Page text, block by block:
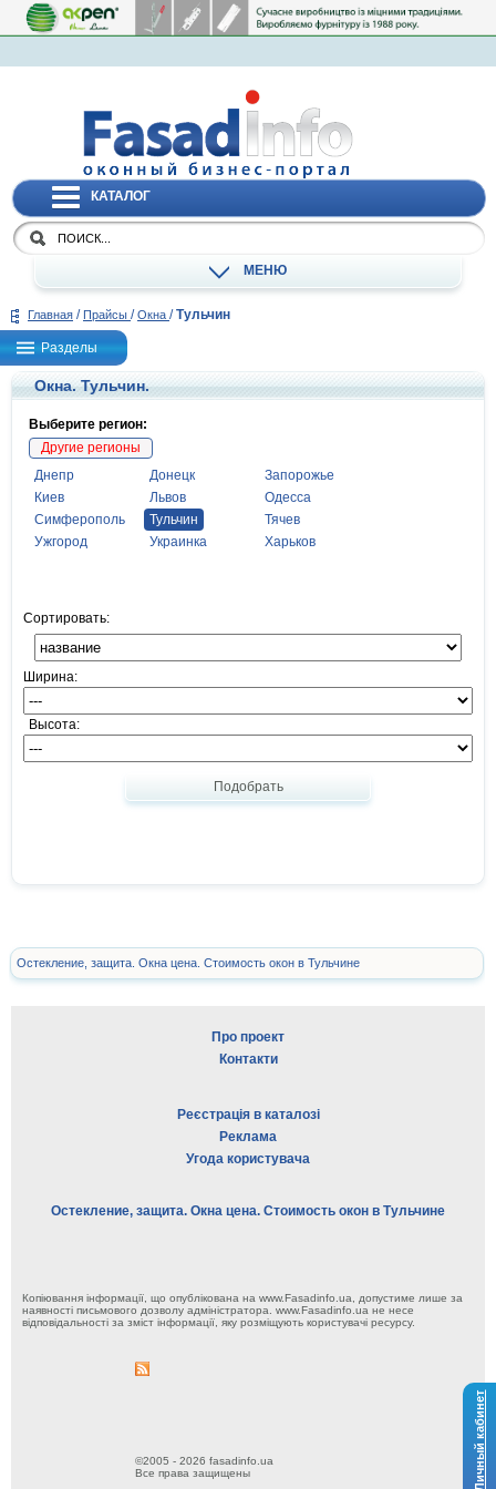
Личный кабинет
КАТАЛОГ
МЕНЮ
Главная / Прайсы / Окна / Тульчин
Разделы
Окна. Тульчин.
Выберите регион:
Другие регионы
Днепр
Донецк
Запорожье
Киев
Львов
Одесса
Симферополь
Тульчин
Тячев
Ужгород
Украинка Харьков
Сортировать:
Ширина:
Высота:
Подобрать
Остекление, защита. Окна цена. Стоимость окон в Тульчине
Про проект
Контакти
Реєстрація в каталозі
Реклама
Угода користувача
Остекление, защита. Окна цена. Стоимость окон в Тульчине
Копіювання інформації, що опублікована на www.Fasadinfo.ua, допустиме лише за
наявності письмового дозволу адміністратора. www.Fasadinfo.ua не несе
відповідальності за зміст інформації, яку розміщують користувачі ресурсу.
©2005 - 2026 fasadinfo.ua
Все права защищены